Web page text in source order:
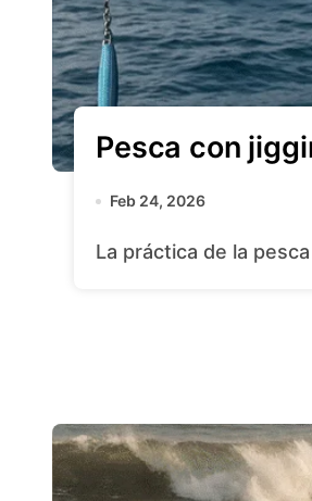
Pesca con
Feb 24, 2026
La práctica de la